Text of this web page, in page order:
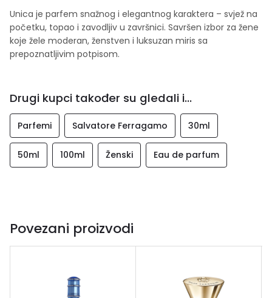
Unica je parfem snažnog i elegantnog karaktera – svjež na
početku, topao i zavodljiv u završnici. Savršen izbor za žene
koje žele moderan, ženstven i luksuzan miris sa
prepoznatljivim potpisom.
Drugi kupci također su gledali i...
Parfemi Salvatore Ferragamo 30ml
50ml 100ml Ženski Eau de parfum
Povezani proizvodi